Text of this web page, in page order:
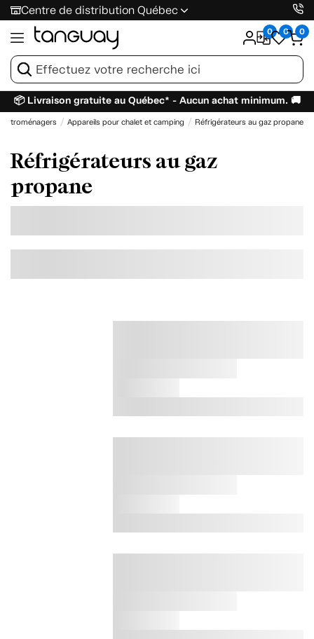
Centre de distribution Québec
0 0 0
📦 Livraison gratuite au Québec* - Aucun achat minimum. 🚚
Appareils pour chalet et camping Réfrigérateurs au gaz propane
Réfrigérateurs au gaz
propane